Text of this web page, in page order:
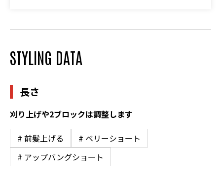
STYLING DATA
長さ
刈り上げや2ブロックは調整します
# 前髪上げる
# ベリーショート
# アップバングショート